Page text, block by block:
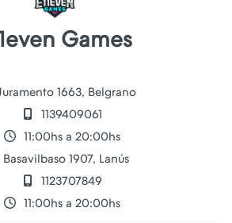
Games
1663, Belgrano
1139409061
11:00hs a 20:00hs
Basavilbaso 1907, Lanús
1123707849
11:00hs a 20:00hs